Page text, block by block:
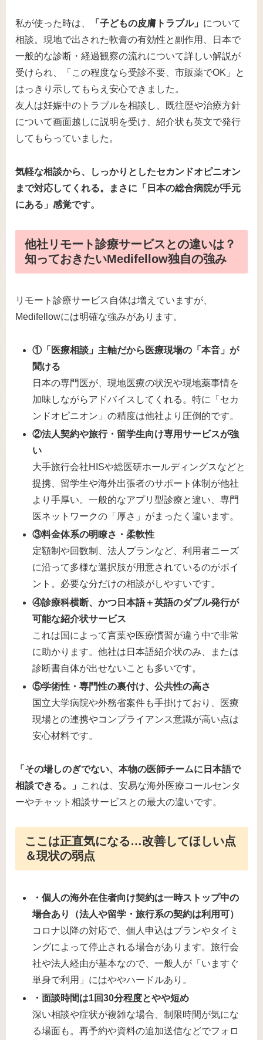
私が使った時は、 「子どもの皮膚トラブル」 について
相談。現地で出された軟膏の有効性と副作用、日本で
一般的な診断・経過観察の流れについて詳しい解説が
受けられ、「この程度なら受診不要、市販薬でOK」と
はっきり示してもらえ安心できました。
友人は妊娠中のトラブルを相談し、既往歴や治療方針
について画面越しに説明を受け、紹介状も英文で発行
してもらっていました。
気軽な相談から、しっかりとしたセカンドオピニオン
まで対応してくれる。まさに「日本の総合病院が手元
にある」感覚です。
他社リモート診療サービスとの違いは？
知っておきたいMedifellow独自の強み
リモート診療サービス自体は増えていますが、
Medifellowには明確な強みがあります。
①「医療相談」主軸だから医療現場の「本音」が
聞ける
日本の専門医が、現地医療の状況や現地薬事情を
加味しながらアドバイスしてくれる。特に「セカ
ンドオピニオン」の精度は他社より圧倒的です。
②法人契約や旅行・留学生向け専用サービスが強
い
大手旅行会社HISや総医研ホールディングスなどと
提携、留学生や海外出張者のサポート体制が他社
より手厚い。一般的なアプリ型診療と違い、専門
医ネットワークの「厚さ」がまったく違います。
③料金体系の明瞭さ・柔軟性
定額制や回数制、法人プランなど、利用者ニーズ
に沿って多様な選択肢が用意されているのがポイ
ント。必要な分だけの相談がしやすいです。
④診療科横断、かつ日本語＋英語のダブル発行が
可能な紹介状サービス
これは国によって言葉や医療慣習が違う中で非常
に助かります。他社は日本語紹介状のみ、または
診断書自体が出せないことも多いです。
⑤学術性・専門性の裏付け、公共性の高さ
国立大学病院や外務省案件も手掛けており、医療
現場との連携やコンプライアンス意識が高い点は
安心材料です。
「その場しのぎでない、本物の医師チームに日本語で
相談できる。」
これは、安易な海外医療コールセンタ
ーやチャット相談サービスとの最大の違いです。
ここは正直気になる…改善してほしい点
＆現状の弱点
・個人の海外在住者向け契約は一時ストップ中の
場合あり（法人や留学・旅行系の契約は利用可）
コロナ以降の対応で、個人申込はプランやタイミ
ングによって停止される場合があります。旅行会
社や法人経由が基本なので、一般人が「いますぐ
単身で利用」にはややハードルあり。
・面談時間は1回30分程度とやや短め
深い相談や症状が複雑な場合、制限時間が気にな
る場面も。再予約や資料の追加送信などでフォロ